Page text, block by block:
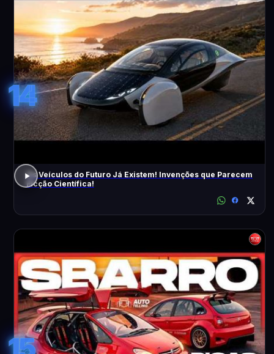
14
Os Veículos do Futuro Já Existem! Invenções que Parecem
Ficção Científica!